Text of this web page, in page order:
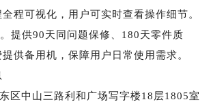
程可视化，用户可实时查看操作细节。
提供90天同问题保修、180天零件质
供备用机，保障用户日常使用需求。
区中山三路利和广场写字楼18层1805室